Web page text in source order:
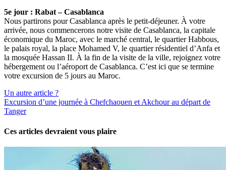
5e jour : Rabat – Casablanca
Nous partirons pour Casablanca après le petit-déjeuner. À votre
arrivée, nous commencerons notre visite de Casablanca, la capitale
économique du Maroc, avec le marché central, le quartier Habbous,
le palais royal, la place Mohamed V, le quartier résidentiel d’Anfa et
la mosquée Hassan II. À la fin de la visite de la ville, rejoignez votre
hébergement ou l’aéroport de Casablanca. C’est ici que se termine
votre excursion de 5 jours au Maroc.
Un autre article ?
Excursion d’une journée à Chefchaouen et Akchour au départ de
Tanger
Ces articles devraient vous plaire